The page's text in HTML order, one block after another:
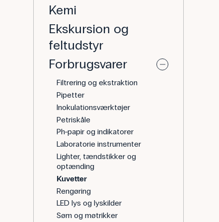
Kemi
Ekskursion og
feltudstyr
Forbrugsvarer
Filtrering og ekstraktion
Pipetter
Inokulationsværktøjer
Petriskåle
Ph-papir og indikatorer
Laboratorie instrumenter
Lighter, tændstikker og
optænding
Kuvetter
Rengøring
LED lys og lyskilder
Søm og møtrikker